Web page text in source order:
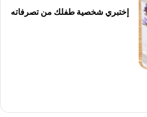
إختبري شخصية طفلك من تصرفاته